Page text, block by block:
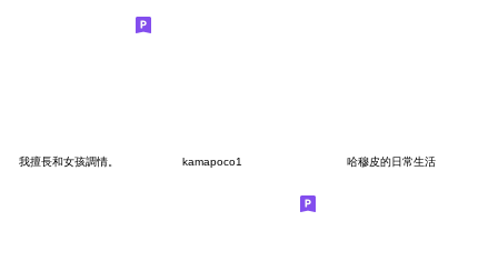
我擅長和女孩調情。 kamapoco1 哈穆皮的日常生活